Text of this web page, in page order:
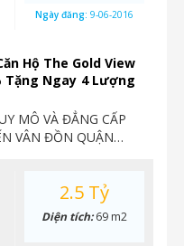
Hộ The Gold View
Tặng Ngay 4 Lượng
MÔ VÀ ĐẲNG CẤP
VÂN ĐỒN QUẬN…
Ngày đăng: 9-06-2016
2.5 Tỷ
Diện tích:69 m2